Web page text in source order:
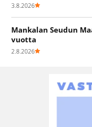
3.8.2026
Mankalan Seudun
vuotta
2.8.2026